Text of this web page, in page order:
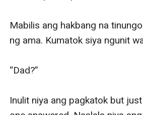
Mabilis ang hakbang na
ng ama. Kumatok siya ngunit
“Dad?”
Inulit niya ang pagkatok but